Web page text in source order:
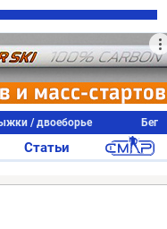
/ двоеборье Бег
Статьи